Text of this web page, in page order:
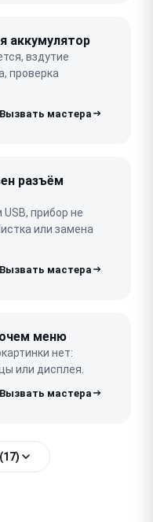
аккумулятор
вздутие
проверка
разъём
прибор не
или замена
меню
нет:
или дисплея.